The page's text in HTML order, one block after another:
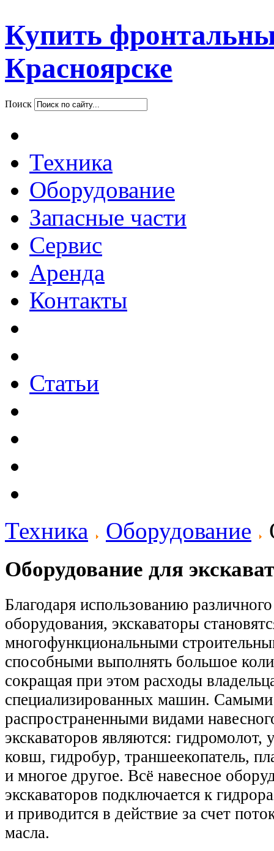
Купить
Красноярске
Поиск
Техника
Оборудование
Запасные части
Сервис
Аренда
Контакты
Статьи
Техника Оборудование
Оборудование для
Благодаря использованию
оборудования, экскаваторы
многофункциональными
способными выполнять большое
сокращая при этом расходы
специализированных машин. Самыми
распространенными видами
экскаваторов являются: гидромолот,
ковш, гидробур, траншеекопатель,
и многое другое. Всё навесное
экскаваторов подключается к
и приводится в действие за счет
масла.